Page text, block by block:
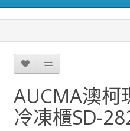
AUCMA澳柯
冷凍櫃SD-